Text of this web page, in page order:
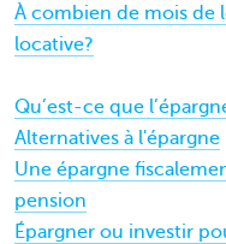
À combien de mois de
locative?
Qu’est-ce que
Alternatives à l'épargne
Une épargne
pension
Épargner ou investir